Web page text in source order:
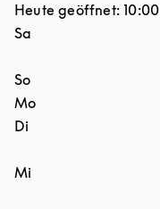
Heute geöffnet: 10:00
Wochentag
Sa
So
Mo
Di
Mi